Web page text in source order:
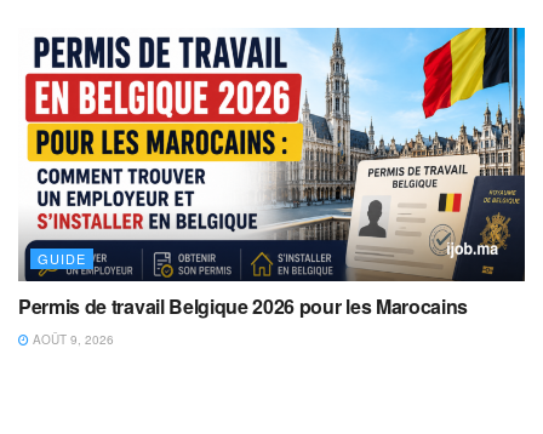
GUIDE
Permis de travail Belgique 2026 pour les Marocains
AOÛT 9, 2026